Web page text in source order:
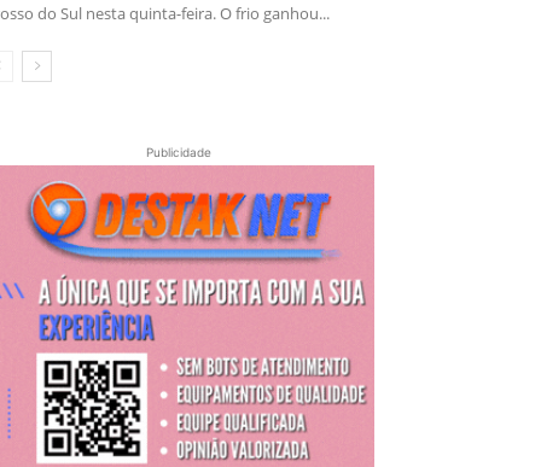
do Sul nesta quinta-feira. O frio ganhou...
Publicidade